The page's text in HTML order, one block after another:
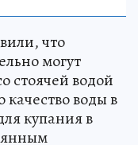
что
могут
стоячей водой
воды в
купания в